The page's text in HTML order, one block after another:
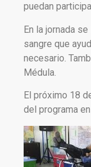
puedan
En la jornada
sangre que
necesario.
Médula.
El próximo 18
del programa